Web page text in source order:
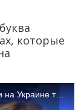
которые